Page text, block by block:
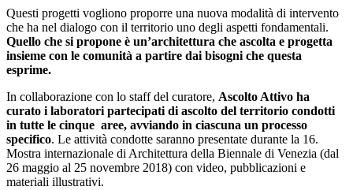
Questi progetti vogliono proporre una nuova modalità di intervento
che ha nel dialogo con il territorio uno degli aspetti fondamentali.
Quello che si propone è un’architettura che ascolta e progetta
insieme con le comunità a partire dai bisogni che questa
esprime.
In collaborazione con lo staff del curatore, Ascolto Attivo ha
curato i laboratori partecipati di ascolto del territorio condotti
in tutte le cinque aree, avviando in ciascuna un processo
specifico. Le attività condotte saranno presentate durante la 16.
Mostra internazionale di Architettura della Biennale di Venezia (dal
26 maggio al 25 novembre 2018) con video, pubblicazioni e
materiali illustrativi.